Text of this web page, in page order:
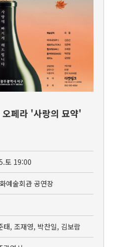
페라 '사랑의 묘약'
토 19:00
예술회관 공연장
태, 조재영, 박찬일, 김보람